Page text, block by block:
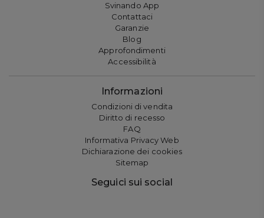
Svinando App
Contattaci
Garanzie
Blog
Approfondimenti
Accessibilità
Informazioni
Condizioni di vendita
Diritto di recesso
FAQ
Informativa Privacy Web
Dichiarazione dei cookies
Sitemap
Seguici sui social